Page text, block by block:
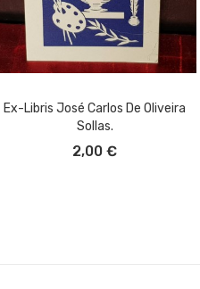
Ex-Libris José Carlos De Oliveira
Sollas.
2,00 €